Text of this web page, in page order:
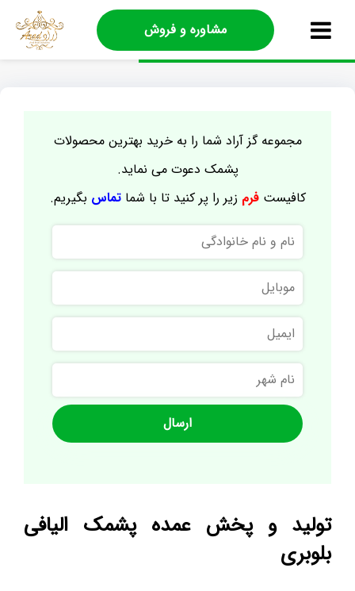
مشاوره و فروش
مجموعه گز آراد شما را به خرید بهترین محصولات
پشمک دعوت می نماید.
کافیستفرم زیر را پر کنید تا با شماتماس بگیریم.
نام
و
نام
خانوادگی
موبایل
ایمیل
نام
شهر
تولید و پخش عمده پشمک الیافی
بلوبری